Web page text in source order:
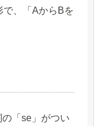
で、「AからBを
「se」がつい